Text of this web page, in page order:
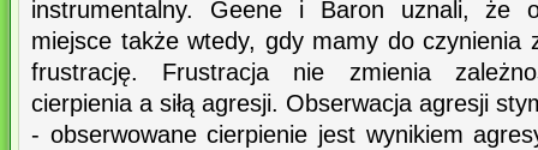
instrumentalny. Geene i Baron uznali, że
miejsce także wtedy, gdy mamy do czynienia
frustrację. Frustracja nie zmienia
cierpienia a siłą agresji. Obserwacja agresji
- obserwowane cierpienie jest wynikiem